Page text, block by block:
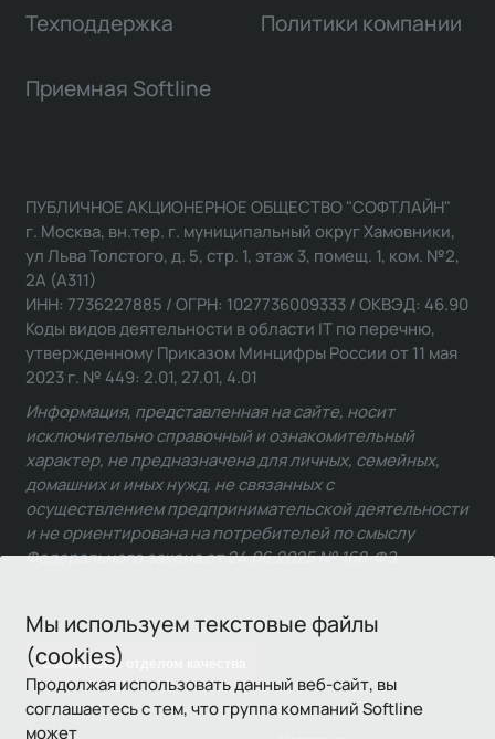
Мы используем текстовые файлы
(cookies)
Продолжая использовать данный веб-сайт, вы
соглашаетесь с тем, что группа компаний Softline
может
Техподдержка Политики компании
Приемная Softline
Связаться с отделом качества
ПУБЛИЧНОЕ АКЦИОНЕРНОЕ ОБЩЕСТВО "СОФТЛАЙН"
г. Москва, вн.тер. г. муниципальный округ Хамовники,
ул Льва Толстого, д. 5, стр. 1, этаж 3, помещ. 1, ком. №2,
2А (А311)
ИНН: 7736227885 / ОГРН: 1027736009333 / ОКВЭД: 46.90
Коды видов деятельности в области IT по перечню,
утвержденному Приказом Минцифры России от 11 мая
2023 г. № 449: 2.01, 27.01, 4.01
Информация, представленная на сайте, носит
исключительно справочный и ознакомительный
характер, не предназначена для личных, семейных,
домашних и иных нужд, не связанных с
осуществлением предпринимательской деятельности
и не ориентирована на потребителей по смыслу
Федерального закона от 24.06.2025 № 168-ФЗ.